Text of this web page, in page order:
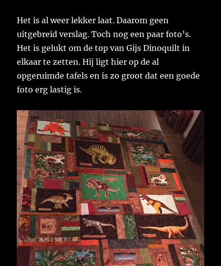
Het is al weer lekker laat. Daarom geen
uitgebreid verslag. Toch nog een paar foto’s.
Het is gelukt om de top van Gijs Dinoquilt in
elkaar te zetten. Hij ligt hier op de al
opgeruimde tafels en is zo groot dat een goede
foto erg lastig is.